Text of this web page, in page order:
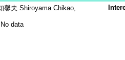
馨夫 Shiroyama Chikao,
No data